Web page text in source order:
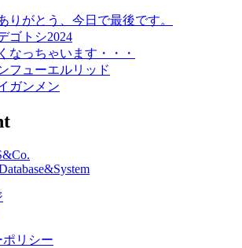
りがとう、今日で最後です。
ゴトシ2024
なっちゃいます・・・
フューエルリッド
ガンメン
リシー